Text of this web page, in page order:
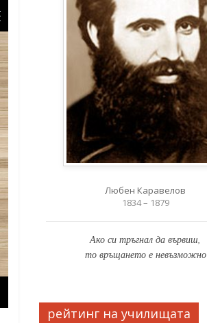
Любен Каравелов
1834 – 1879
Ако си тръгнал да вървиш,
то връщането е невъзможно
рейтинг на училищата